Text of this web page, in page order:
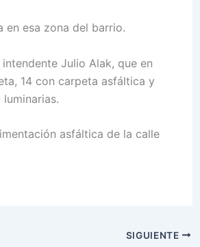
en esa zona del barrio.
Julio Alak, que en
14 con carpeta asfáltica y
asfáltica de la calle
SIGUIENTE